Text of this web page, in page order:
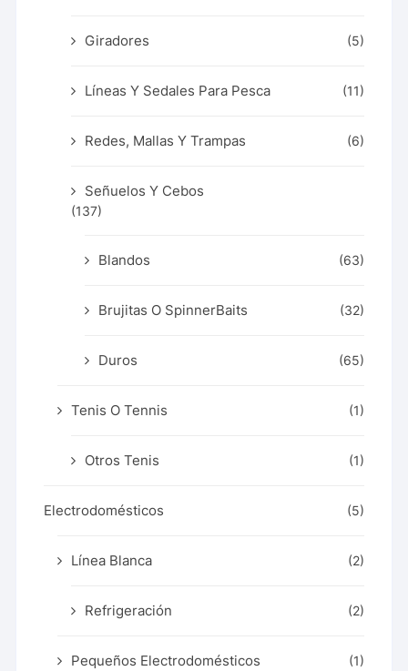
Giradores (5)
Líneas Y Sedales Para Pesca (11)
Redes, Mallas Y Trampas (6)
Señuelos Y Cebos
(137)
Blandos (63)
Brujitas O SpinnerBaits (32)
Duros (65)
Tenis O Tennis (1)
Otros Tenis (1)
Electrodomésticos (5)
Línea Blanca (2)
Refrigeración (2)
Pequeños Electrodomésticos (1)